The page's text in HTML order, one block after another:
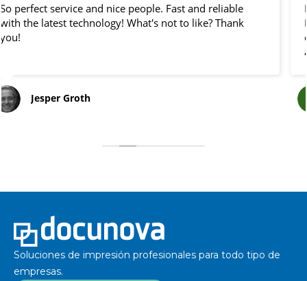
Proveedor de confianza en eventos
Flexibles, reaccionan muy rápido, super
el trato con el personal es muy agradable ¡Éxito
Soluciones de impresión profesionales para todo tipo de
empresas.